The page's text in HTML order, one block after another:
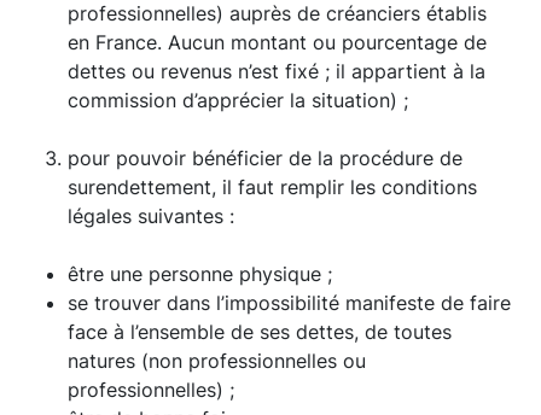
professionnelles) auprès de créanciers établis
en France. Aucun montant ou pourcentage de
dettes ou revenus n’est fixé ; il appartient à la
commission d’apprécier la situation) ;
pour pouvoir bénéficier de la procédure de
surendettement, il faut remplir les conditions
légales suivantes :
être une personne physique ;
se trouver dans l’impossibilité manifeste de faire
face à l’ensemble de ses dettes, de toutes
natures (non professionnelles ou
professionnelles) ;